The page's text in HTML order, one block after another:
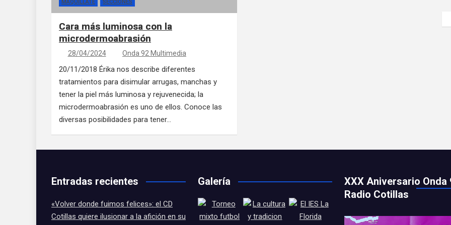
MAQUÍLLATE SECCIONES
Cara más luminosa con la
microdermoabrasión
28/04/2024 Onda 92 Multimedia
20/11/2018 Érika nos describe diferentes
tratamientos para disimular arrugas, manchas y
tener la piel más luminosa y rejuvenecida; la
microdermoabrasión es uno de ellos. Conoce las
diversas posibilidades para tener…
Entradas recientes
«Volver donde fuimos felices»: el CD
Cotillas quiere ilusionar a la afición en su
Galería
XXX Aniversario Onda
Radio Cotillas